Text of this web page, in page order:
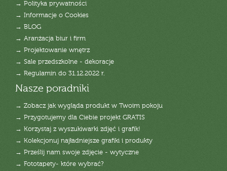
→ Polityka prywatności
→ Informacje o Cookies
→ BLOG
→ Aranżacja biur i firm
→ Projektowanie wnętrz
→ Sale przedszkolne - dekoracje
→ Regulamin do 31.12.2022 r.
Nasze poradniki
→ Zobacz jak wygląda produkt w Twoim pokoju
→ Przygotujemy dla Ciebie projekt GRATIS
→ Korzystaj z wyszukiwarki zdjęć i grafik!
→ Kolekcjonuj najładniejsze grafiki i produkty
→ Prześlij nam swoje zdjęcie - wytyczne
→ Fototapety- które wybrać?